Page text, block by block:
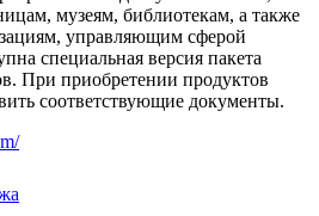
музеям, библиотекам, а также
управляющим сферой
специальная версия пакета
При приобретении продуктов
соответствующие документы.